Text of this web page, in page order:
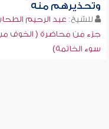
وتحذيرهم منه
للشيخ: عبد الرحيم
جزء من محاضرة ( الخوف
سوء الخاتمة)